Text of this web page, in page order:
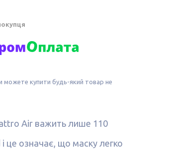
можете купити будь-який товар не
Air важить лише 110
це означає, що маску легко